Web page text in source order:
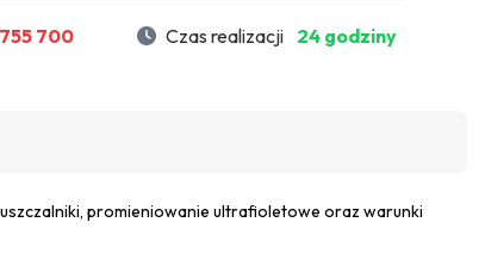
700 Czas realizacji 24 godziny
promieniowanie ultrafioletowe oraz warunki